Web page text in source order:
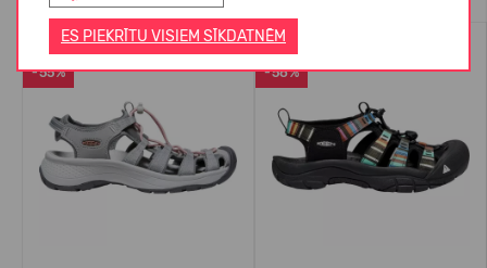
ES PIEKRĪTU VISIEM SĪKDATNĒM
-55%
VASARAI
-58%
LABĀK PĀRDOTAIS